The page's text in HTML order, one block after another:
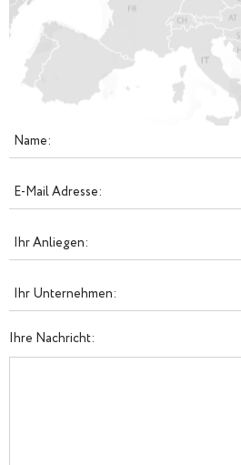
Name:
E-Mail Adresse:
Ihr Anliegen:
Ihr Unternehmen:
Ihre Nachricht: